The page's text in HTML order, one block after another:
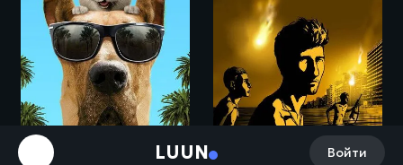
LUUN Войти